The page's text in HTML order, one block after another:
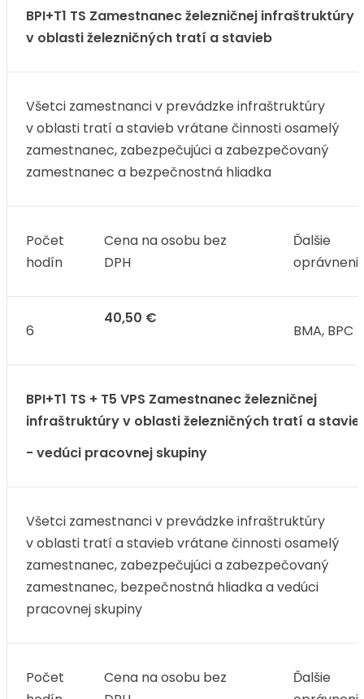
BPI+T1 TS Zamestnanec železničnej infraštruktúry
v oblasti železničných tratí a stavieb
Všetci zamestnanci v prevádzke infraštruktúry
v oblasti tratí a stavieb vrátane činnosti osamelý
zamestnanec, zabezpečujúci a zabezpečovaný
zamestnanec a bezpečnostná hliadka
Počet
hodín
Cena na osobu bez
DPH
Ďalšie
6
40,50 €
BMA, BPC
BPI+T1 TS + T5 VPS Zamestnanec železničnej
infraštruktúry v oblasti železničných tratí a
- vedúci pracovnej skupiny
Všetci zamestnanci v prevádzke infraštruktúry
v oblasti tratí a stavieb vrátane činnosti osamelý
zamestnanec, zabezpečujúci a zabezpečovaný
zamestnanec, bezpečnostná hliadka a vedúci
pracovnej skupiny
Počet
Cena na osobu bez
Ďalšie